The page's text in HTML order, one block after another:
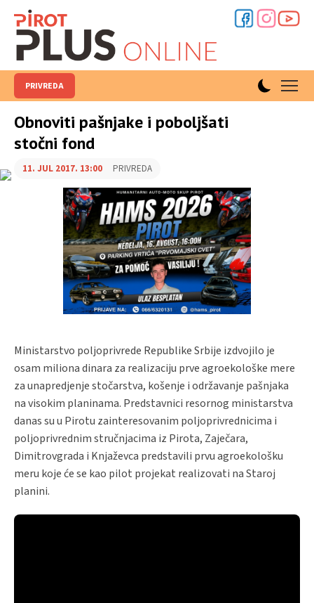
PRIVREDA
Obnoviti pašnjake i poboljšati
stočni fond
11. JUL 2017. 13:00 PRIVREDA
Ministarstvo poljoprivrede Republike Srbije izdvojilo je
osam miliona dinara za realizaciju prve agroekološke mere
za unapredjenje stočarstva, košenje i održavanje pašnjaka
na visokim planinama. Predstavnici resornog ministarstva
danas su u Pirotu zainteresovanim poljoprivrednicima i
poljoprivrednim stručnjacima iz Pirota, Zaječara,
Dimitrovgrada i Knjaževca predstavili prvu agroekološku
meru koje će se kao pilot projekat realizovati na Staroj
planini.